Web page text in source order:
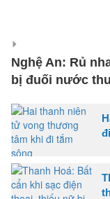
Nghệ An: Rủ
bị đuối nước